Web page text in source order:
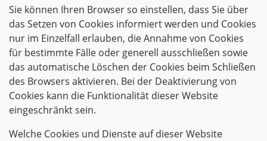
Sie können Ihren Browser so einstellen, dass Sie über
das Setzen von Cookies informiert werden und Cookies
nur im Einzelfall erlauben, die Annahme von Cookies
für bestimmte Fälle oder generell ausschließen sowie
das automatische Löschen der Cookies beim Schließen
des Browsers aktivieren. Bei der Deaktivierung von
Cookies kann die Funktionalität dieser Website
eingeschränkt sein.
Welche Cookies und Dienste auf dieser Website